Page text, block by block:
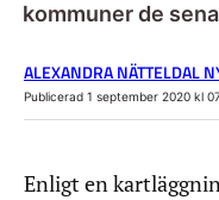
kommuner de
ALEXANDRA NÄTTELDAL
Publicerad 1 september 2020 kl
Enligt en